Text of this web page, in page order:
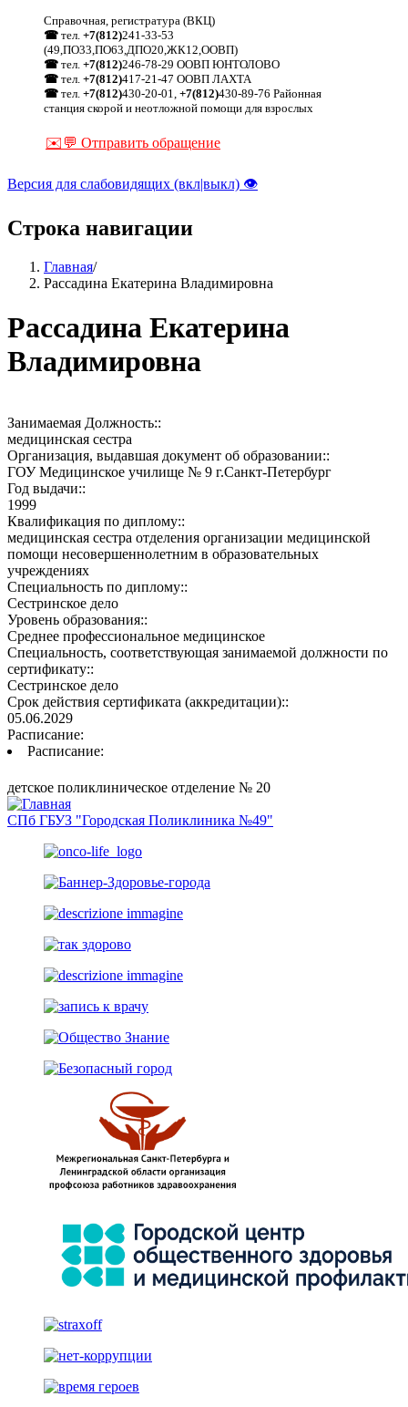
Справочная, регистратура (ВКЦ)
☎ тел. +7(812)241-33-53
(49,ПО33,ПО63,ДПО20,ЖК12,ООВП)
☎ тел. +7(812)246-78-29 ООВП ЮНТОЛОВО
☎ тел. +7(812)417-21-47 ООВП ЛАХТА
☎ тел. +7(812)430-20-01, +7(812)430-89-76 Районная
станция скорой и неотложной помощи для взрослых
✉️💬 Отправить обращение
Версия для слабовидящих (вкл|выкл) 👁
Строка навигации
Главная/
Рассадина Екатерина Владимировна
Рассадина Екатерина
Владимировна
Занимаемая Должность::
медицинская сестра
Организация, выдавшая документ об образовании::
ГОУ Медицинское училище № 9 г.Санкт-Петербург
Год выдачи::
1999
Квалификация по диплому::
медицинская сестра отделения организации медицинской
помощи несовершеннолетним в образовательных
учреждениях
Специальность по диплому::
Сестринское дело
Уровень образования::
Среднее профессиональное медицинское
Специальность, соответствующая занимаемой должности по
сертификату::
Сестринское дело
Срок действия сертификата (аккредитации)::
05.06.2029
Расписание:
Расписание:
детское поликлиническое отделение № 20
СПб ГБУЗ "Городская Поликлиника №49"